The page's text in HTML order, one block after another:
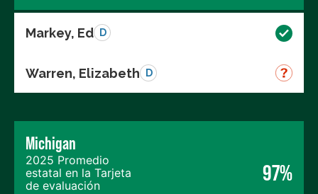
Markey, Ed D
Warren, Elizabeth D
Michigan
2025 Promedio
estatal en la Tarjeta
de evaluación
97%